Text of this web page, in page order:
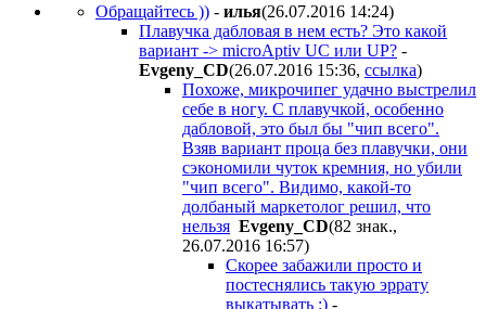
Обращайтесь )) - илья(26.07.2016 14:24)
Плавучка дабловая в нем есть? Это какой
вариант -> microAptiv UC или UP? -
Evgeny_CD(26.07.2016 15:36, ссылка)
Похоже, микрочипег удачно выстрелил
себе в ногу. С плавучкой, особенно
дабловой, это был бы "чип всего".
Взяв вариант проца без плавучки, они
сэкономили чуток кремния, но убили
"чип всего". Видимо, какой-то
долбаный маркетолог решил, что
нельзя Evgeny_CD(82 знак.,
26.07.2016 16:57)
Скорее забажили просто и
постеснялись такую эррату
выкатывать :) -